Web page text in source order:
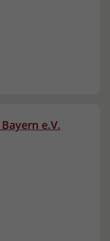
e.V.